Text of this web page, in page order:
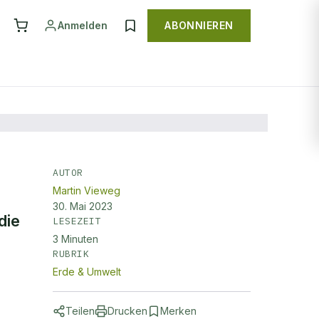
Anmelden ABONNIEREN
AUTOR
Martin Vieweg
30. Mai 2023
LESEZEIT
3 Minuten
RUBRIK
Erde & Umwelt
Teilen Drucken Merken